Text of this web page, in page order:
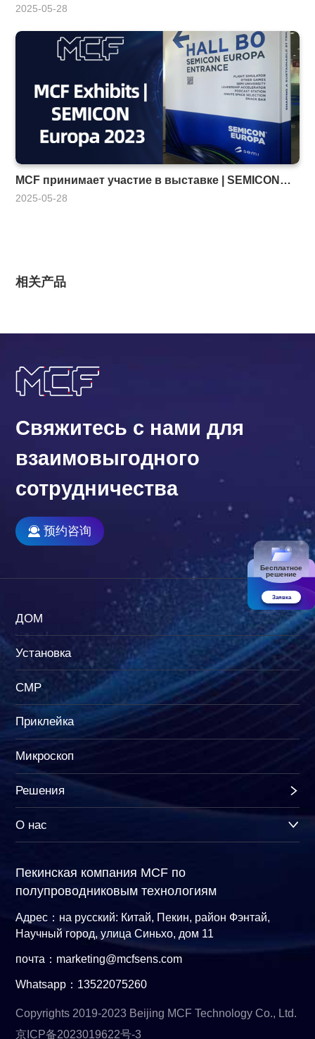
создали совместную лабораторию
2025-05-28
MCF принимает участие в выставке | SEMICON
Europa 2023
2025-05-28
相关产品
Бесплатное
решение
Заявка
Свяжитесь с нами для
взаимовыгодного
сотрудничества
预约咨询
ДОМ
Установка
CMP
Приклейка
Микроскоп
Решения
О нас
Пекинская компания MCF по
полупроводниковым технологиям
Адрес：на русский: Китай, Пекин, район Фэнтай,
Научный город, улица Синьхо, дом 11
почта：marketing@mcfsens.com
Whatsapp：13522075260
Copyrights 2019-2023 Beijing MCF Technology Co., Ltd.
京ICP备2023019622号-3